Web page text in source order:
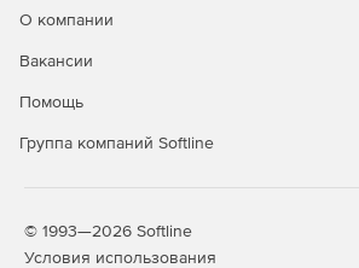
О компании
Вакансии
Помощь
Группа компаний Softline
© 1993—2026 Softline
Условия использования